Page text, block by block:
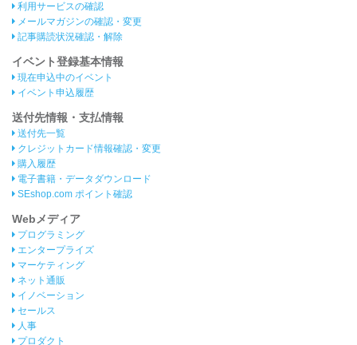
利用サービスの確認
メールマガジンの確認・変更
記事購読状況確認・解除
イベント登録基本情報
現在申込中のイベント
イベント申込履歴
送付先情報・支払情報
送付先一覧
クレジットカード情報確認・変更
購入履歴
電子書籍・データダウンロード
SEshop.com ポイント確認
Webメディア
プログラミング
エンタープライズ
マーケティング
ネット通販
イノベーション
セールス
人事
プロダクト